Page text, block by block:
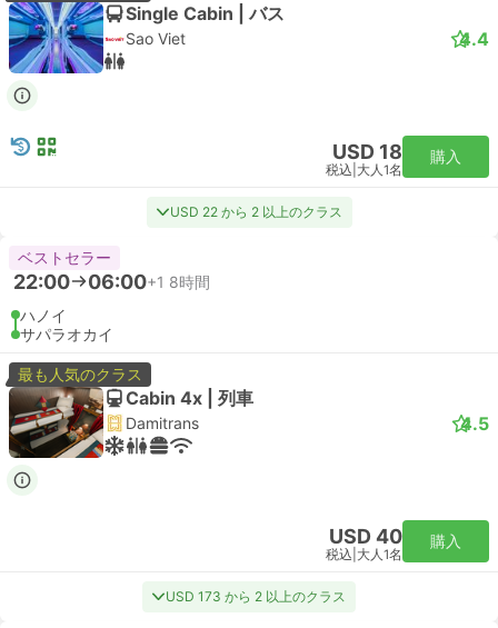
Single Cabin | バス
Sao Viet 4.4
USD 18
税込 大人1名
購入
USD 22 から 2 以上のクラス
ベストセラー
22:00 06:00+1 8時間
ハノイ
サパラオカイ
最も人気のクラス
Cabin 4x | 列車
Damitrans 4.5
USD 40
税込 大人1名
購入
USD 173 から 2 以上のクラス